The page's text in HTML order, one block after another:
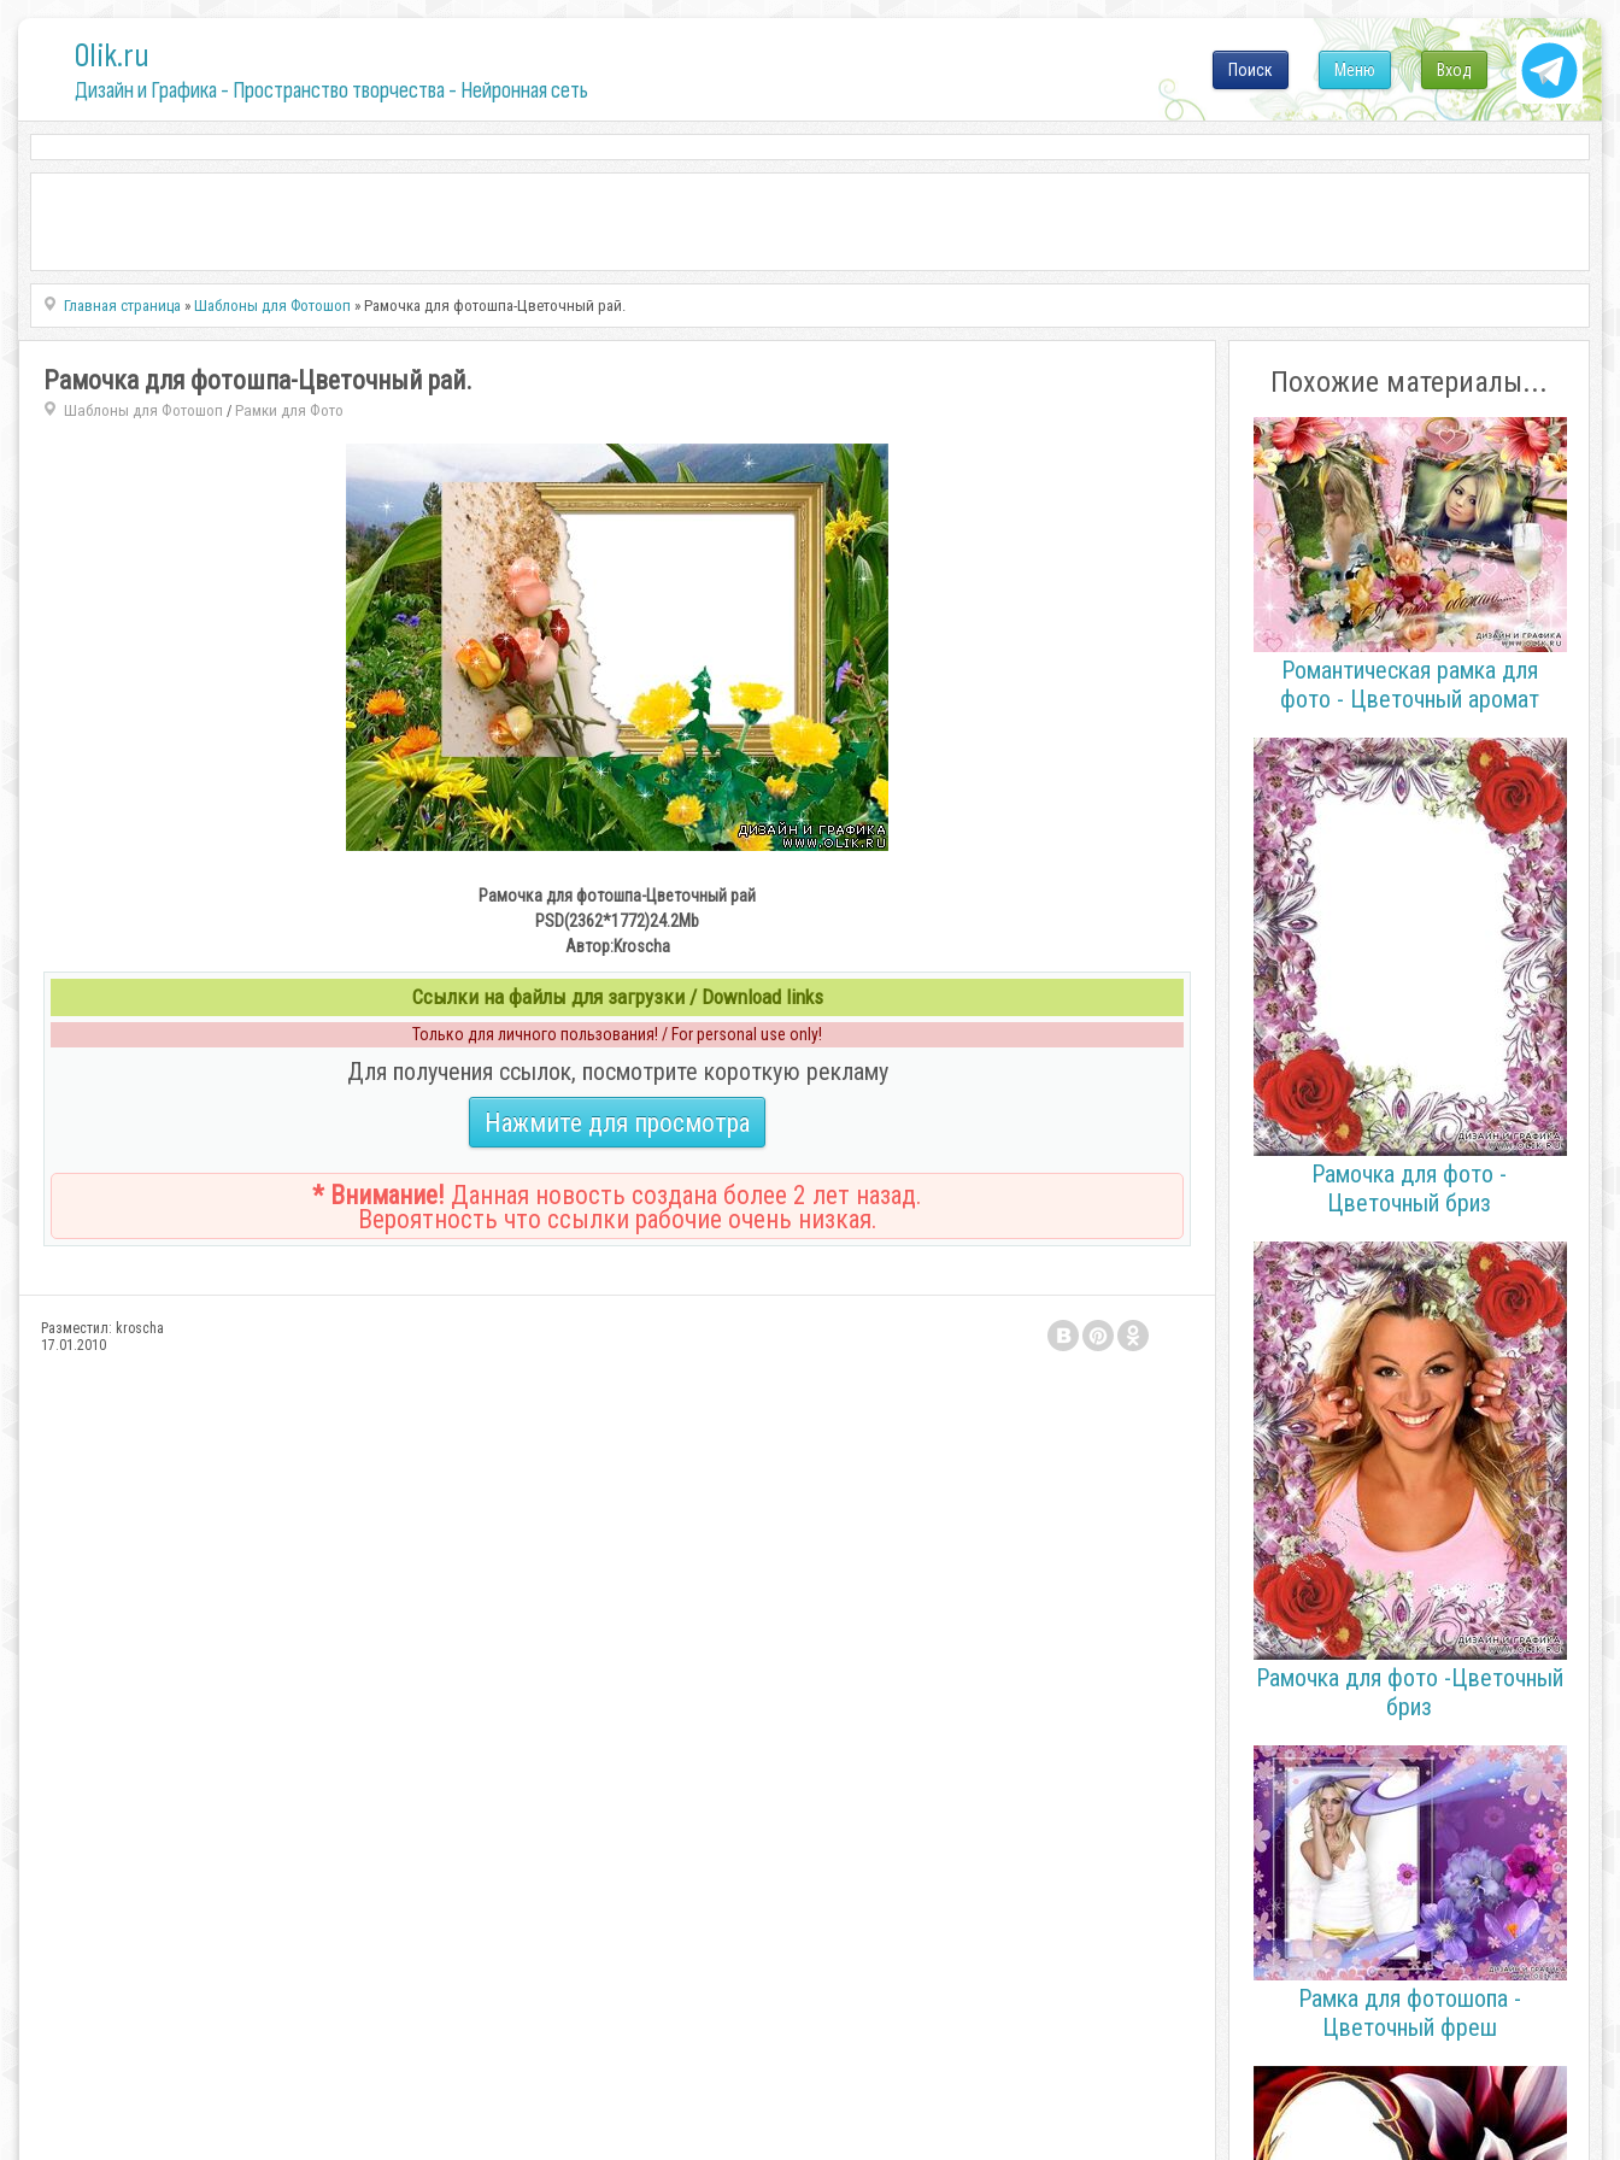
0lik.ru
Дизайн и Графика - Пространство творчества - Нейронная сеть
Вход
Меню
Поиск
Главная страница »Шаблоны для Фотошоп » Рамочка для фотошпа-Цветочный рай.
Рамочка для фотошпа-Цветочный рай.
Шаблоны для Фотошоп / Рамки для Фото
Рамочка для фотошпа-Цветочный рай
PSD(2362*1772)24.2Mb
Автор:Kroscha
Ссылки на файлы для загрузки / Download links
Только для личного пользования! / For personal use only!
Для получения ссылок, посмотрите короткую рекламу
Нажмите для просмотра
* Внимание! Данная новость создана более 2 лет назад.
Вероятность что ссылки рабочие очень низкая.
Разместил: kroscha
17.01.2010
Похожие материалы...
Романтическая рамка для
фото - Цветочный аромат
Рамочка для фото -
Цветочный бриз
Рамочка для фото -Цветочный
бриз
Рамка для фотошопа -
Цветочный фреш